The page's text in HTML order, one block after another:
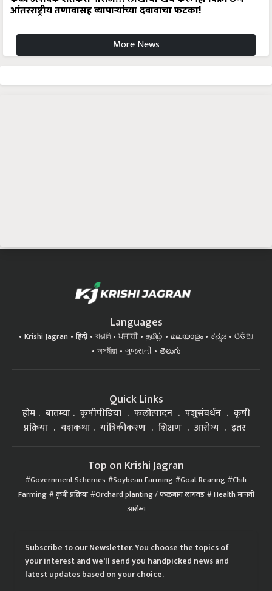
आंतरराष्ट्रीय तणावासह व्यापाऱ्यांच्या दबावाचा फटका!
More News
Languages
Krishi Jagran हिंदी বাঙালি ਪੰਜਾਬੀ தமிழ் മലയാളം ಕನ್ನಡ
ଓଡିଆ
অসমীয়া
ગુજરાતી తెలుగు
Quick Links
होम बातम्या कृषीपीडिया फलोत्पादन पशुसंवर्धन
कृषी
प्रक्रिया
यशकथा यांत्रिकीकरण शिक्षण आरोग्य इतर
Top on Krishi Jagran
Government Schemes Soybean Farming Goat Rearing Chili
Farming कृषी प्रक्रिया Orchard planting / फळबाग लागवड Health मानवी
आरोग्य
Subscribe to our Newsletter. You choose the topics of
your interest and we'll send you handpicked news and
latest updates based on your choice.